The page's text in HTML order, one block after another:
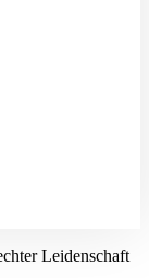
Leidenschaft